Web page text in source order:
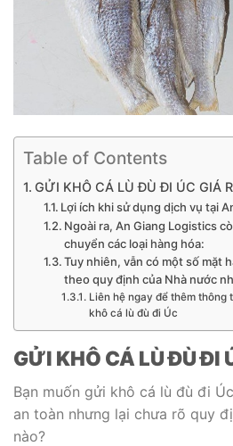
Table of Contents
GỬI KHÔ CÁ LÙ ĐÙ ĐI ÚC GIÁ
Lợi ích khi sử dụng dịch vụ tại
Ngoài ra, An Giang Logistics
chuyển các loại hàng hóa:
Tuy nhiên, vẫn có một số mặt
theo quy định của Nhà nước
Liên hệ ngay để thêm
khô cá lù đù đi Úc
GỬI KHÔ CÁ LÙ ĐÙ ĐI
Bạn muốn gửi khô cá lù đù đi
an toàn nhưng lại chưa rõ quy
nào?